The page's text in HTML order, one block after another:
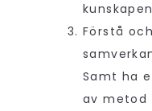
Förstå
Samt ha
av metod